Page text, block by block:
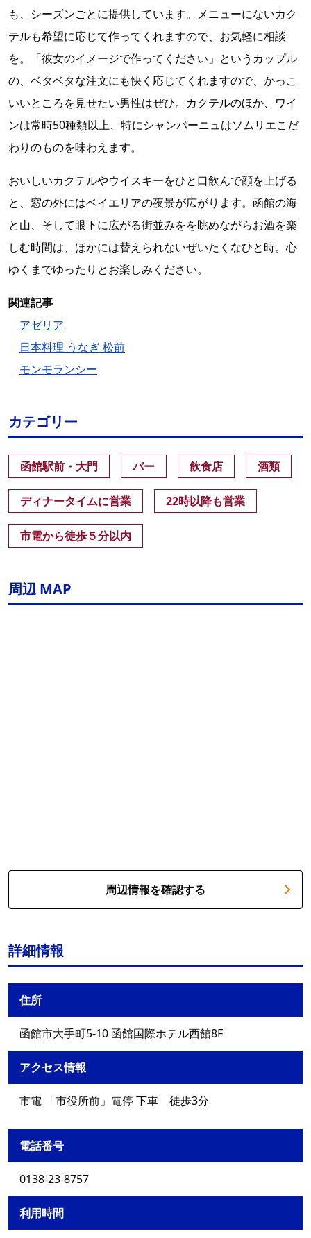
も、シーズンごとに提供しています。メニューにないカク
テルも希望に応じて作ってくれますので、お気軽に相談
を。「彼女のイメージで作ってください」というカップル
の、ベタベタな注文にも快く応じてくれますので、かっこ
いいところを見せたい男性はぜひ。カクテルのほか、ワイ
ンは常時50種類以上、特にシャンパーニュはソムリエこだ
わりのものを味わえます。
おいしいカクテルやウイスキーをひと口飲んで顔を上げる
と、窓の外にはベイエリアの夜景が広がります。函館の海
と山、そして眼下に広がる街並みをを眺めながらお酒を楽
しむ時間は、ほかには替えられないぜいたくなひと時。心
ゆくまでゆったりとお楽しみください。
関連記事
アゼリア
日本料理 うなぎ 松前
モンモランシー
カテゴリー
函館駅前・大門 バー 飲食店 酒類
ディナータイムに営業 22時以降も営業
市電から徒歩５分以内
周辺 MAP
周辺情報を確認する
詳細情報
住所
函館市大手町5-10 函館国際ホテル西館8F
アクセス情報
市電 「市役所前」電停 下車 徒歩3分
電話番号
0138-23-8757
利用時間